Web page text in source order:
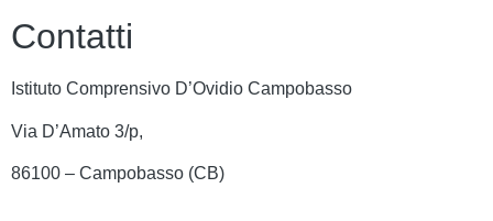
Contatti
Istituto Comprensivo D’Ovidio Campobasso
Via D’Amato 3/p,
86100 – Campobasso (CB)